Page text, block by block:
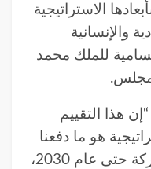
الاستراتيجية
والإنسانية
للملك محمد
هذا التقييم
هو ما دفعنا
إلى تجديد خطة العمل المشتركة حتى عام 2030،